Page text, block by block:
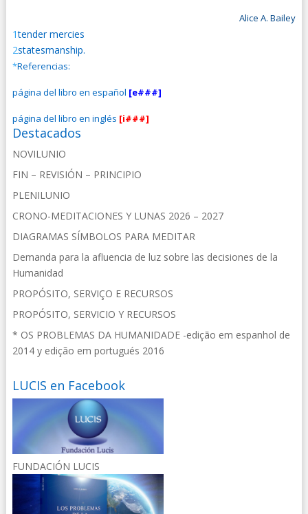
Alice A. Bailey
1tender mercies
2statesmanship.
*Referencias:
página del libro en español [e###]
página del libro en inglés [i###]
Destacados
NOVILUNIO
FIN – REVISIÓN – PRINCIPIO
PLENILUNIO
CRONO-MEDITACIONES Y LUNAS 2026 – 2027
DIAGRAMAS SÍMBOLOS PARA MEDITAR
Demanda para la afluencia de luz sobre las decisiones de la
Humanidad
PROPÓSITO, SERVIÇO E RECURSOS
PROPÓSITO, SERVICIO Y RECURSOS
* OS PROBLEMAS DA HUMANIDADE -edição em espanhol de
2014 y edição em portugués 2016
LUCIS en Facebook
FUNDACIÓN LUCIS